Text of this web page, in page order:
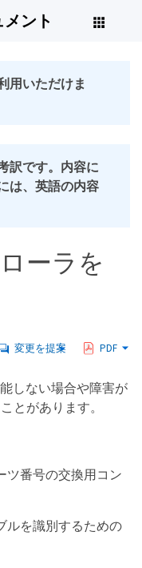
メント
用いただけま
訳です。内容に
は、英語の内容
ーラを
変更を提案 PDF
しない場合や障害が
とがあります。
ツ番号の交換用コン
ルを識別するための